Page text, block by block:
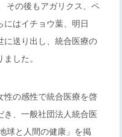
その後もアガリクス、ペ
にはイチョウ葉、明日
に送り出し、統合医療の
した。
性の感性で統合医療を啓
き、一般社団法人統合医
球と人間の健康」を掲